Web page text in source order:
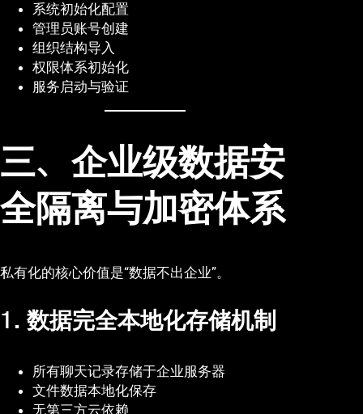
系统初始化配置
管理员账号创建
组织结构导入
权限体系初始化
服务启动与验证
三、企业级数据安
全隔离与加密体系
私有化的核心价值是“数据不出企业”。
1. 数据完全本地化存储机制
所有聊天记录存储于企业服务器
文件数据本地化保存
无第三方云依赖